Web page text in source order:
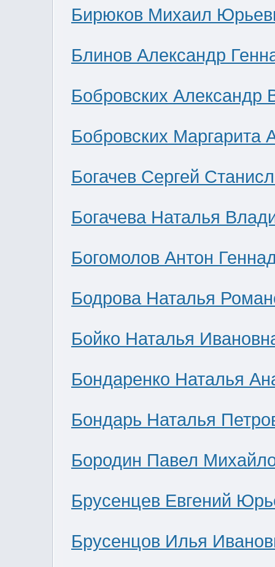
Бирюков Михаил
Блинов Александр
Бобровских Александр
Бобровских Маргарита
Богачев Сергей
Богачева Наталья
Богомолов Антон
Бодрова Наталья
Бойко Наталья
Бондаренко Наталья
Бондарь Наталья
Бородин Павел
Брусенцев Евгений
Брусенцов Илья